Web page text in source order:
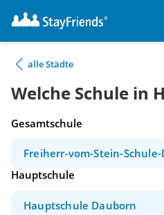
alle Städte
Welche Schule in
Gesamtschule
Freiherr-vom-Stein-
Hauptschule
Hauptschule Dauborn